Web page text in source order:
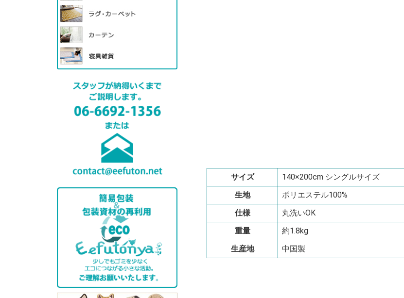
サイズ
140×200cm シングルサイズ
生地
ポリエステル100%
仕様
丸洗いOK
重量
約1.8kg
生産地
中国製